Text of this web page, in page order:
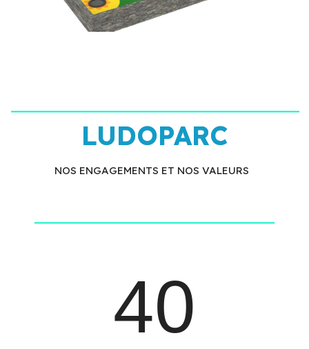
LUDOPARC
NOS ENGAGEMENTS ET NOS VALEURS
40